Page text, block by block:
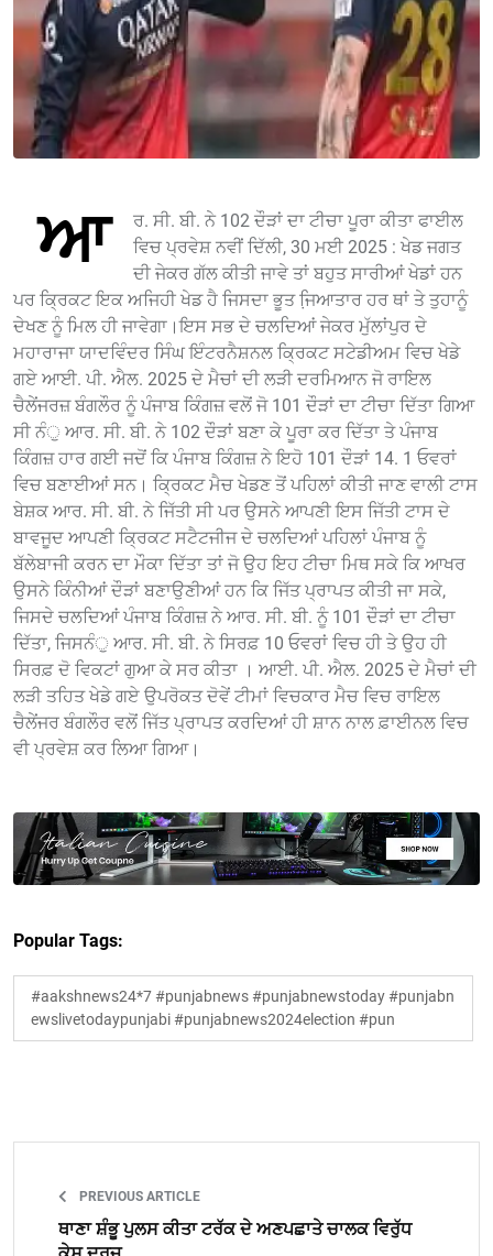
ਆ
ਰ. ਸੀ. ਬੀ. ਨੇ 102 ਦੌੜਾਂ ਦਾ ਟੀਚਾ ਪੂਰਾ ਕੀਤਾ ਫਾਈਲ
ਵਿਚ ਪ੍ਰਵੇਸ਼ ਨਵੀਂ ਦਿੱਲੀ, 30 ਮਈ 2025 : ਖੇਡ ਜਗਤ
ਦੀ ਜੇਕਰ ਗੱਲ ਕੀਤੀ ਜਾਵੇ ਤਾਂ ਬਹੁਤ ਸਾਰੀਆਂ ਖੇਡਾਂ ਹਨ
ਪਰ ਕ੍ਰਿਕਟ ਇਕ ਅਜਿਹੀ ਖੇਡ ਹੈ ਜਿਸਦਾ ਭੂਤ ਜਿ਼ਆਤਾਰ ਹਰ ਥਾਂ ਤੇ ਤੁਹਾਨੂੰ
ਦੇਖਣ ਨੂੰ ਮਿਲ ਹੀ ਜਾਵੇਗਾ।ਇਸ ਸਭ ਦੇ ਚਲਦਿਆਂ ਜੇਕਰ ਮੁੱਲਾਂਪੁਰ ਦੇ
ਮਹਾਰਾਜਾ ਯਾਦਵਿੰਦਰ ਸਿੰਘ ਇੰਟਰਨੈਸ਼ਨਲ ਕ੍ਰਿਕਟ ਸਟੇਡੀਅਮ ਵਿਚ ਖੇਡੇ
ਗਏ ਆਈ. ਪੀ. ਐਲ. 2025 ਦੇ ਮੈਚਾਂ ਦੀ ਲੜੀ ਦਰਮਿਆਨ ਜੋ ਰਾਇਲ
ਚੈਲੇਂਜਰਜ਼ ਬੰਗਲੌਰ ਨੂੰ ਪੰਜਾਬ ਕਿੰਗਜ਼ ਵਲੋਂ ਜੋ 101 ਦੌੜਾਂ ਦਾ ਟੀਚਾ ਦਿੱਤਾ ਗਿਆ
ਸੀ ਨੰੁ ਆਰ. ਸੀ. ਬੀ. ਨੇ 102 ਦੌੜਾਂ ਬਣਾ ਕੇ ਪੂਰਾ ਕਰ ਦਿੱਤਾ ਤੇ ਪੰਜਾਬ
ਕਿੰਗਜ਼ ਹਾਰ ਗਈ ਜਦੋਂ ਕਿ ਪੰਜਾਬ ਕਿੰਗਜ਼ ਨੇ ਇਹੋ 101 ਦੌੜਾਂ 14. 1 ਓਵਰਾਂ
ਵਿਚ ਬਣਾਈਆਂ ਸਨ। ਕ੍ਰਿਕਟ ਮੈਚ ਖੇਡਣ ਤੋਂ ਪਹਿਲਾਂ ਕੀਤੀ ਜਾਣ ਵਾਲੀ ਟਾਸ
ਬੇਸ਼ਕ ਆਰ. ਸੀ. ਬੀ. ਨੇ ਜਿੱਤੀ ਸੀ ਪਰ ਉਸਨੇ ਆਪਣੀ ਇਸ ਜਿੱਤੀ ਟਾਸ ਦੇ
ਬਾਵਜੂਦ ਆਪਣੀ ਕ੍ਰਿਕਟ ਸਟੈਟਜੀਜ ਦੇ ਚਲਦਿਆਂ ਪਹਿਲਾਂ ਪੰਜਾਬ ਨੂੰ
ਬੱਲੇਬਾਜੀ ਕਰਨ ਦਾ ਮੌਕਾ ਦਿੱਤਾ ਤਾਂ ਜੋ ਉਹ ਇਹ ਟੀਚਾ ਮਿਥ ਸਕੇ ਕਿ ਆਖਰ
ਉਸਨੇ ਕਿੰਨੀਆਂ ਦੌੜਾਂ ਬਣਾਉਣੀਆਂ ਹਨ ਕਿ ਜਿੱਤ ਪ੍ਰਾਪਤ ਕੀਤੀ ਜਾ ਸਕੇ,
ਜਿਸਦੇ ਚਲਦਿਆਂ ਪੰਜਾਬ ਕਿੰਗਜ਼ ਨੇ ਆਰ. ਸੀ. ਬੀ. ਨੂੰ 101 ਦੌੜਾਂ ਦਾ ਟੀਚਾ
ਦਿੱਤਾ, ਜਿਸਨੰੁ ਆਰ. ਸੀ. ਬੀ. ਨੇ ਸਿਰਫ਼ 10 ਓਵਰਾਂ ਵਿਚ ਹੀ ਤੇ ਉਹ ਹੀ
ਸਿਰਫ਼ ਦੋ ਵਿਕਟਾਂ ਗੁਆ ਕੇ ਸਰ ਕੀਤਾ । ਆਈ. ਪੀ. ਐਲ. 2025 ਦੇ ਮੈਚਾਂ ਦੀ
ਲੜੀ ਤਹਿਤ ਖੇਡੇ ਗਏ ਉਪਰੋਕਤ ਦੋਵੇਂ ਟੀਮਾਂ ਵਿਚਕਾਰ ਮੈਚ ਵਿਚ ਰਾਇਲ
ਚੈਲੇਂਜਰ ਬੰਗਲੌਰ ਵਲੋਂ ਜਿੱਤ ਪ੍ਰਾਪਤ ਕਰਦਿਆਂ ਹੀ ਸ਼ਾਨ ਨਾਲ ਫ਼ਾਈਨਲ ਵਿਚ
ਵੀ ਪ੍ਰਵੇਸ਼ ਕਰ ਲਿਆ ਗਿਆ।
Popular Tags:
#aakshnews24*7 #punjabnews #punjabnewstoday #punjabn
ewslivetodaypunjabi #punjabnews2024election #pun
PREVIOUS ARTICLE
ਥਾਣਾ ਸ਼ੰਭੂ ਪੁਲਸ ਕੀਤਾ ਟਰੱਕ ਦੇ ਅਣਪਛਾਤੇ ਚਾਲਕ ਵਿਰੁੱਧ